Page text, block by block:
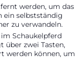
werden, um das
ein selbstständig
zu verwandeln.
Schaukelpferd
zwei Tasten,
werden können, um